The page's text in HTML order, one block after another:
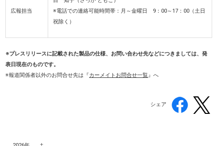
広報担当
※電話での連絡可能時間帯：月～金曜日 9：00～17：00 （土日
祝除く）
※プレスリリースに記載された製品の仕様、お問い合わせ先などにつきましては、発
表日現在のものです。
※報道関係者以外のお問合せ先は『カーメイトお問合せ一覧』へ
シェア